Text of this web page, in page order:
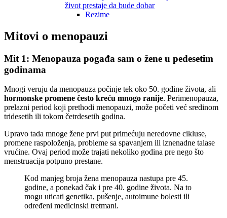
život prestaje da bude dobar
Rezime
Mitovi o menopauzi
Mit 1: Menopauza pogađa sam o žene u pedesetim
godinama
Mnogi veruju da menopauza počinje tek oko 50. godine života, ali
hormonske promene često kreću mnogo ranije. Perimenopauza,
prelazni period koji prethodi menopauzi, može početi već sredinom
tridesetih ili tokom četrdesetih godina.
Upravo tada mnoge žene prvi put primećuju neredovne cikluse,
promene raspoloženja, probleme sa spavanjem ili iznenadne talase
vrućine. Ovaj period može trajati nekoliko godina pre nego što
menstruacija potpuno prestane.
Kod manjeg broja žena menopauza nastupa pre 45.
godine, a ponekad čak i pre 40. godine života. Na to
mogu uticati genetika, pušenje, autoimune bolesti ili
određeni medicinski tretmani.